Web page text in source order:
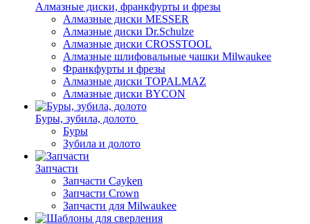
Алмазные диски, франкфурты и фрезы
Алмазные диски MESSER
Алмазные диски Dr.Schulze
Алмазные диски CROSSTOOL
Алмазные шлифовальные чашки Milwaukee
Франкфурты и фрезы
Алмазные диски TOPALMAZ
Алмазные диски BYCON
Буры, зубила, долото
Буры
Зубила и долото
Запчасти
Запчасти Cayken
Запчасти Crown
Запчасти для Milwaukee